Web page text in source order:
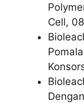
Cell, 08